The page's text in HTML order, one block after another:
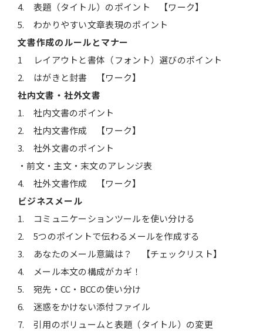
4. 表題（タイトル）のポイント 【ワーク】
5. わかりやすい文章表現のポイント
文書作成のルールとマナー
1 レイアウトと書体（フォント）選びのポイント
2. はがきと封書 【ワーク】
社内文書・社外文書
1. 社内文書のポイント
2. 社内文書作成 【ワーク】
3. 社外文書のポイント
・前文・主文・末文のアレンジ表
4. 社外文書作成 【ワーク】
ビジネスメール
1. コミュニケーションツールを使い分ける
2. 5つのポイントで伝わるメールを作成する
3. あなたのメール意識は？ 【チェックリスト】
4. メール本文の構成がカギ！
5. 宛先・CC・BCCの使い分け
6. 迷惑をかけない添付ファイル
7. 引用のボリュームと表題（タイトル）の変更